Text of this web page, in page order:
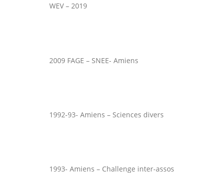
WEV – 2019
2009 FAGE – SNEE- Amiens
1992-93- Amiens – Sciences divers
1993- Amiens – Challenge inter-assos